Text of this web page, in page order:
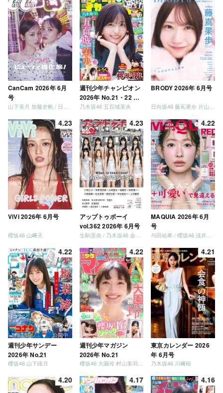
CanCam 2026年 6月
号
週刊少年チャンピオン
2026年 No.21・22 合
併号
乃木坂46 五百城茉央
BRODY 2026年 6月号
4.23
ViVi 2026年 6月号
櫻坂46 山﨑天
4.23
アップトゥボーイ
vol.362 2026年 6月号
4.22
MAQUIA 2026年 6月
号
4.22
週刊少年サンデー
2026年 No.21
櫻坂46 山下瞳月
4.22
週刊少年マガジン
2026年 No.21
櫻坂46 大園玲 村山美羽 稲熊ひな
4.21
東京カレンダー 2026
年 6月号
乃木坂46 川﨑桜
4.20 4.17 4.16